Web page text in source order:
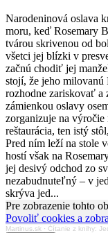
Narodeninová oslava
moru, keď Rosemary
tvárou skrivenou od
všetci jej blízki v
začnú chodiť jej
stojí, že jeho milovanú
rozhodne zariskovať a
zámienkou oslavy
zorganizuje na
reštaurácia, ten istý
Pred ním leží na stole
hostí však na
jej desivý odchod zo
nezabudnuteľný – v
skrýva jed...
Pre zobrazenie tohto
Povoliť cookies a
Martinus.sk · Čítanie z knihy: